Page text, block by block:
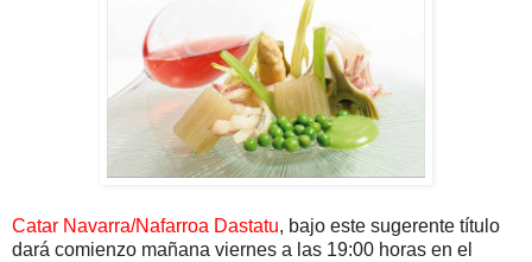
Catar Navarra/Nafarroa Dastatu, bajo este sugerente título
dará comienzo mañana viernes a las 19:00 horas en el